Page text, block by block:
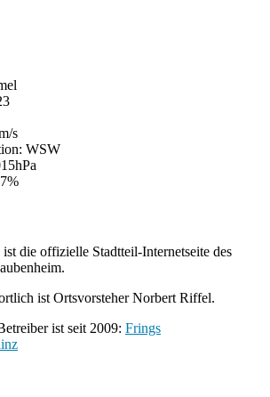
s
WSW
die offizielle Stadtteil-Internetseite des
ist Ortsvorsteher Norbert Riffel.
ist seit 2009: Frings